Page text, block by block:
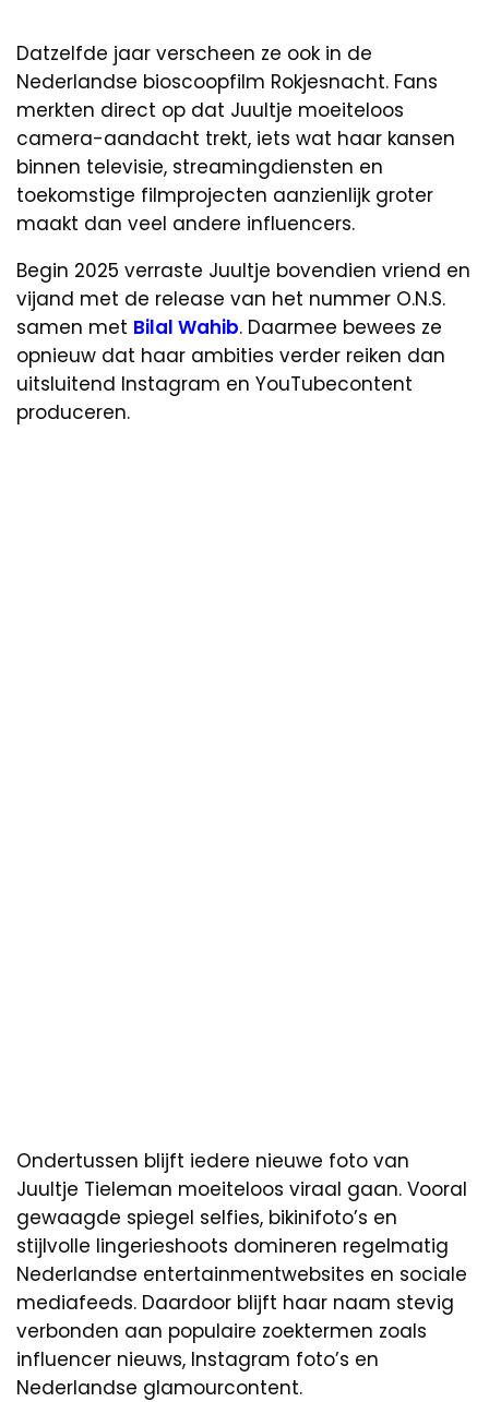
Datzelfde jaar verscheen ze ook in de
Nederlandse bioscoopfilm Rokjesnacht. Fans
merkten direct op dat Juultje moeiteloos
camera-aandacht trekt, iets wat haar kansen
binnen televisie, streamingdiensten en
toekomstige filmprojecten aanzienlijk groter
maakt dan veel andere influencers.
Begin 2025 verraste Juultje bovendien vriend en
vijand met de release van het nummer O.N.S.
samen met Bilal Wahib. Daarmee bewees ze
opnieuw dat haar ambities verder reiken dan
uitsluitend Instagram en YouTubecontent
produceren.
Ondertussen blijft iedere nieuwe foto van
Juultje Tieleman moeiteloos viraal gaan. Vooral
gewaagde spiegel selfies, bikinifoto’s en
stijlvolle lingerieshoots domineren regelmatig
Nederlandse entertainmentwebsites en sociale
mediafeeds. Daardoor blijft haar naam stevig
verbonden aan populaire zoektermen zoals
influencer nieuws, Instagram foto’s en
Nederlandse glamourcontent.